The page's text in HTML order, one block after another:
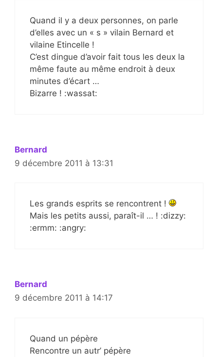
Quand il y a deux personnes, on parle
d’elles avec un « s » vilain Bernard et
vilaine Etincelle !
C’est dingue d’avoir fait tous les deux la
même faute au même endroit à deux
minutes d’écart …
Bizarre ! :wassat:
Bernard
9 décembre 2011 à 13:31
Les grands esprits se rencontrent !
Mais les petits aussi, paraît-il … ! :dizzy:
:ermm: :angry:
Bernard
9 décembre 2011 à 14:17
Quand un pépère
Rencontre un autr’ pépère